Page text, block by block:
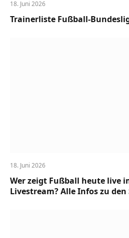
18. Juni 2026
Trainerliste Fußball-
18. Juni 2026
Wer zeigt Fußball heute live
Livestream? Alle Infos zu den